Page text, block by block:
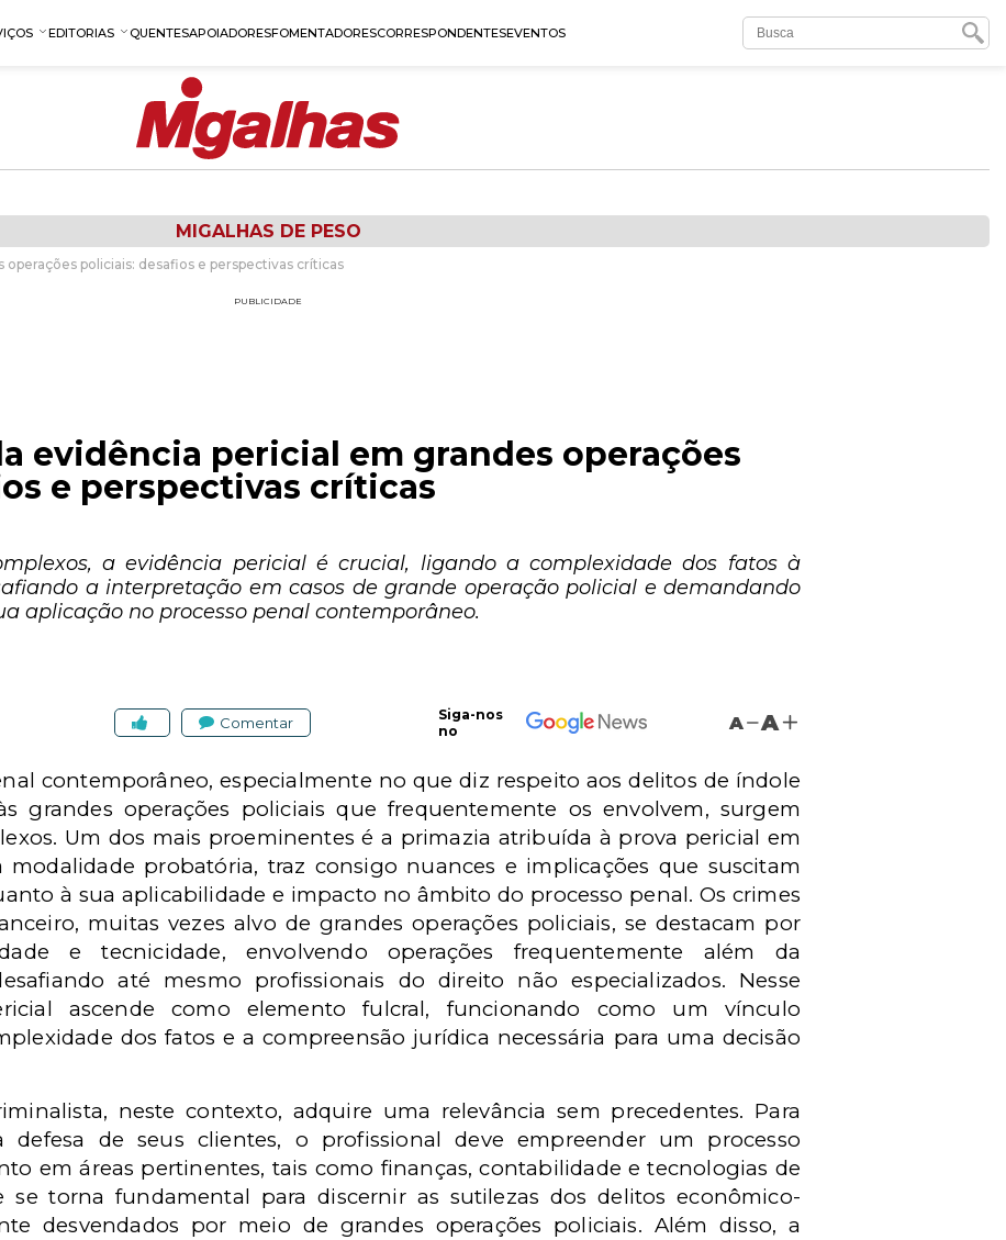
EDITORIAS QUENTESAPOIADORESFOMENTADORESCORRESPONDENTESEVENTOS
MIGALHAS DE PESO
policiais: desafios e perspectivas críticas
PUBLICIDADE
evidência pericial em grandes operações
e perspectivas críticas
a evidência pericial é crucial, ligando a complexidade dos fatos à
a interpretação em casos de grande operação policial e demandando
aplicação no processo penal contemporâneo.
Comentar
Siga-nos
no
A A
contemporâneo, especialmente no que diz respeito aos delitos de índole
grandes operações policiais que frequentemente os envolvem, surgem
Um dos mais proeminentes é a primazia atribuída à prova pericial em
modalidade probatória, traz consigo nuances e implicações que suscitam
à sua aplicabilidade e impacto no âmbito do processo penal. Os crimes
muitas vezes alvo de grandes operações policiais, se destacam por
e tecnicidade, envolvendo operações frequentemente além da
até mesmo profissionais do direito não especializados. Nesse
ascende como elemento fulcral, funcionando como um vínculo
dos fatos e a compreensão jurídica necessária para uma decisão
neste contexto, adquire uma relevância sem precedentes. Para
defesa de seus clientes, o profissional deve empreender um processo
em áreas pertinentes, tais como finanças, contabilidade e tecnologias de
se torna fundamental para discernir as sutilezas dos delitos econômico-
desvendados por meio de grandes operações policiais. Além disso, a